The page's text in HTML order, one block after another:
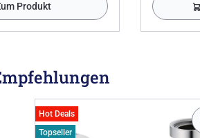
Produkt
Hot Deals
Topseller